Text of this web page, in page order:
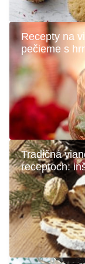
Recepty na
pečieme s
Tradičná
receptoch: